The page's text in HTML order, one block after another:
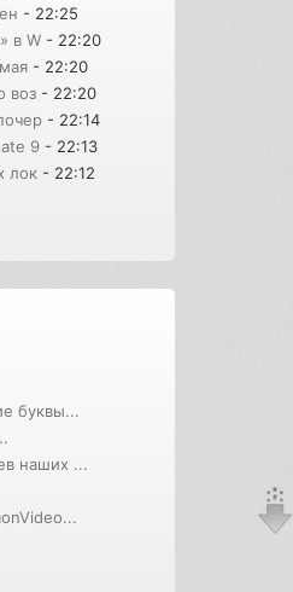
- 22:25
в W - 22:20
- 22:20
воз - 22:20
- 22:14
9 - 22:13
лок - 22:12
буквы...
наших ...